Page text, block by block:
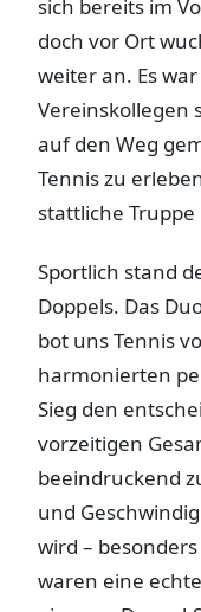
sich bereits im
doch vor Ort
weiter an. Es
Vereinskollegen
auf den Weg
Tennis zu
stattliche
Sportlich stand
Doppels. Das
bot uns Tennis
harmonierten
Sieg den
vorzeitigen
beeindruckend
und
wird –
waren eine